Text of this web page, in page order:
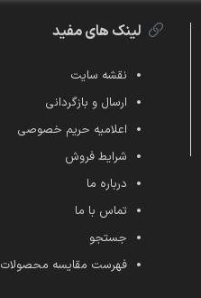
لینک های مفید
نقشه سایت
ارسال و بازگردانی
اعلامیه حریم خصوصی
شرایط فروش
درباره ما
تماس با ما
جستجو
فهرست مقایسه محصولات